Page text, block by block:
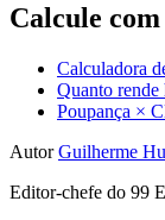
Calcule
Calculadora
Quanto rende
Poupança ×
Autor Guilherme
Editor-chefe do 99